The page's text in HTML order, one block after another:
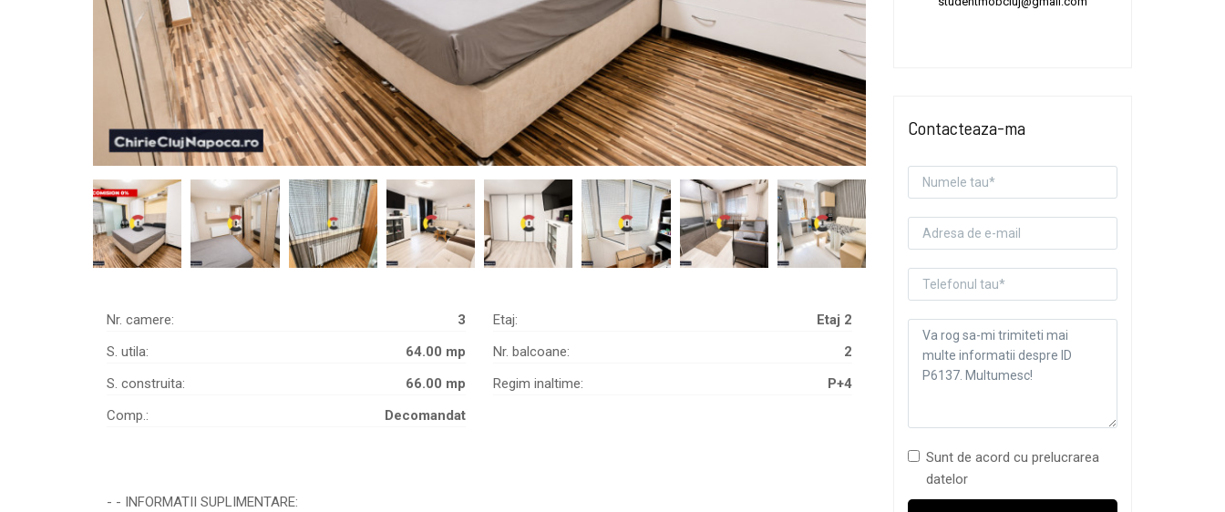
Nr. camere:
3
S. utila:
64.00 mp
S. construita:
66.00 mp
Comp.:
Decomandat
Etaj:
Etaj 2
Nr. balcoane:
2
Regim inaltime:
P+4
- - INFORMATII SUPLIMENTARE:
Contacteaza-ma
Sunt de acord cu prelucrarea
datelor